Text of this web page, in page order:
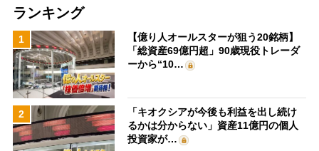
ランキング
1
【億り人オールスターが狙う20銘柄】
「総資産69億円超」90歳現役トレーダ
ーから“10…
2
「キオクシアが今後も利益を出し続け
るかは分からない」資産11億円の個人
投資家が…